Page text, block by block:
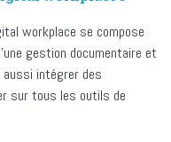
workplace se compose
gestion documentaire et
aussi intégrer des
sur tous les outils de